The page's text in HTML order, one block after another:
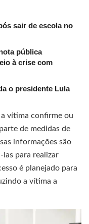
sair de escola no
pública
à crise com
o presidente Lula
vítima confirme ou
de medidas de
informações são
las para realizar
é planejado para
a vítima a